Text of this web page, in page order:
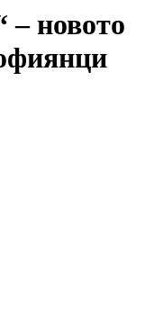
– новото